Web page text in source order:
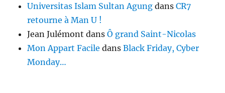
Universitas Islam Sultan Agung dansCR7
retourne à Man U !
Jean Julémont dansÔ grand Saint-Nicolas
Mon Appart Facile dansBlack Friday, Cyber
Monday…